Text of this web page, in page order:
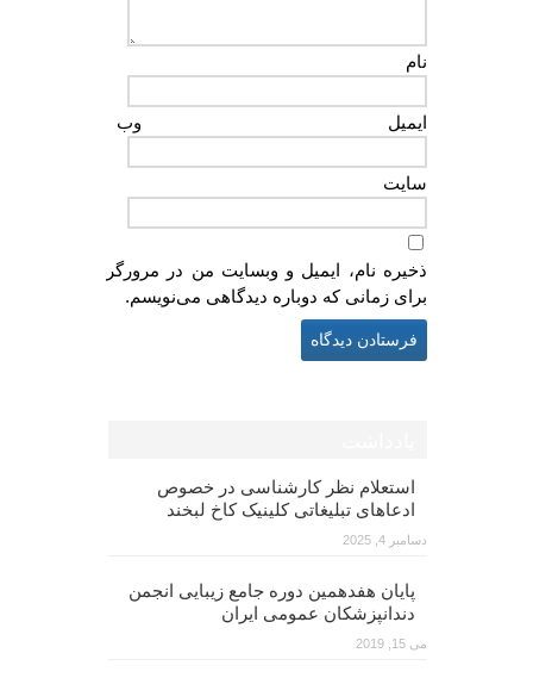
نام
ایمیل وب‌
سایت
ذخیره نام، ایمیل و وبسایت من در مرورگر
برای زمانی که دوباره دیدگاهی می‌نویسم.
استعلام نظر کارشناسی در خصوص
ادعاهای تبلیغاتی کلینیک کاخ لبخند
دسامبر 4, 2025
پایان هفدهمین دوره جامع زیبایی انجمن
دندانپزشکان عمومی ایران
می 15, 2019